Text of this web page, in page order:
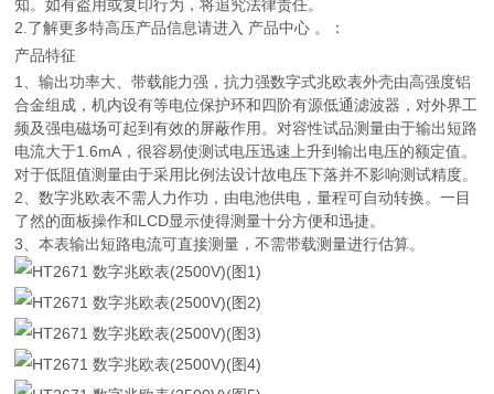
知。如有盗用或复印行为，将追究法律责任。
2.了解更多特高压产品信息请进入 产品中心 。：
产品特征
1、输出功率大、带载能力强，抗力强数字式兆欧表外壳由高强度铝
合金组成，机内设有等电位保护环和四阶有源低通滤波器，对外界工
频及强电磁场可起到有效的屏蔽作用。对容性试品测量由于输出短路
电流大于1.6mA，很容易使测试电压迅速上升到输出电压的额定值。
对于低阻值测量由于采用比例法设计故电压下落并不影响测试精度。
2、数字兆欧表不需人力作功，由电池供电，量程可自动转换。一目
了然的面板操作和LCD显示使得测量十分方便和迅捷。
3、本表输出短路电流可直接测量，不需带载测量进行估算。